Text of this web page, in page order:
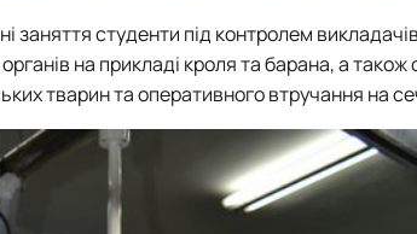
заняття студенти під контролем
на прикладі кроля та барана, а
тварин та оперативного втручання на